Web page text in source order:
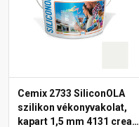
Cemix 2733 SiliconOLA
szilikon vékonyvakolat,
kapart 1,5 mm 4131 cream